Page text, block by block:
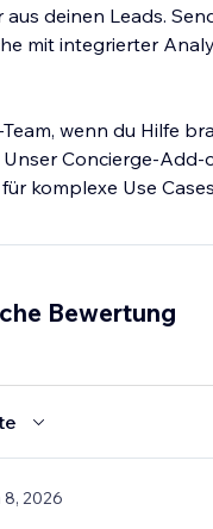
deinen Leads.
mit integrierter
wenn du Hilfe
Concierge-
komplexe Use
Bewertung
2026